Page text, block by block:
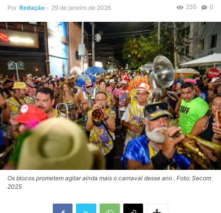
Por Redação - 29 de janeiro de 2026 0
255
Os blocos prometem agitar ainda mais o carnaval desse ano . Foto: Secom
2025